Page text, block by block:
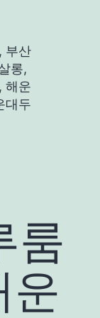
부산
롱,
해운
대두
룸
운